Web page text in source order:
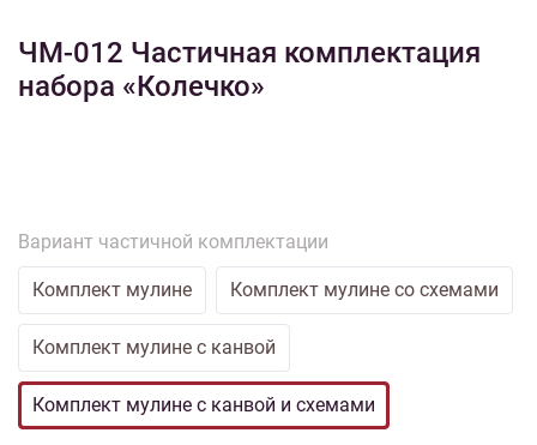
ЧМ-012 Частичная комплектация
набора «Колечко»
Вариант частичной комплектации
Комплект мулине Комплект мулине со схемами
Комплект мулине с канвой
Комплект мулине с канвой и схемами